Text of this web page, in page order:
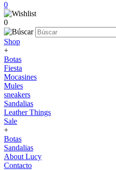
0
0
Shop
+
Botas
Fiesta
Mocasines
Mules
sneakers
Sandalias
Leather Things
Sale
+
Botas
Sandalias
About Lucy
Contacto